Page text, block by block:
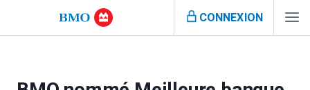
CONNEXION